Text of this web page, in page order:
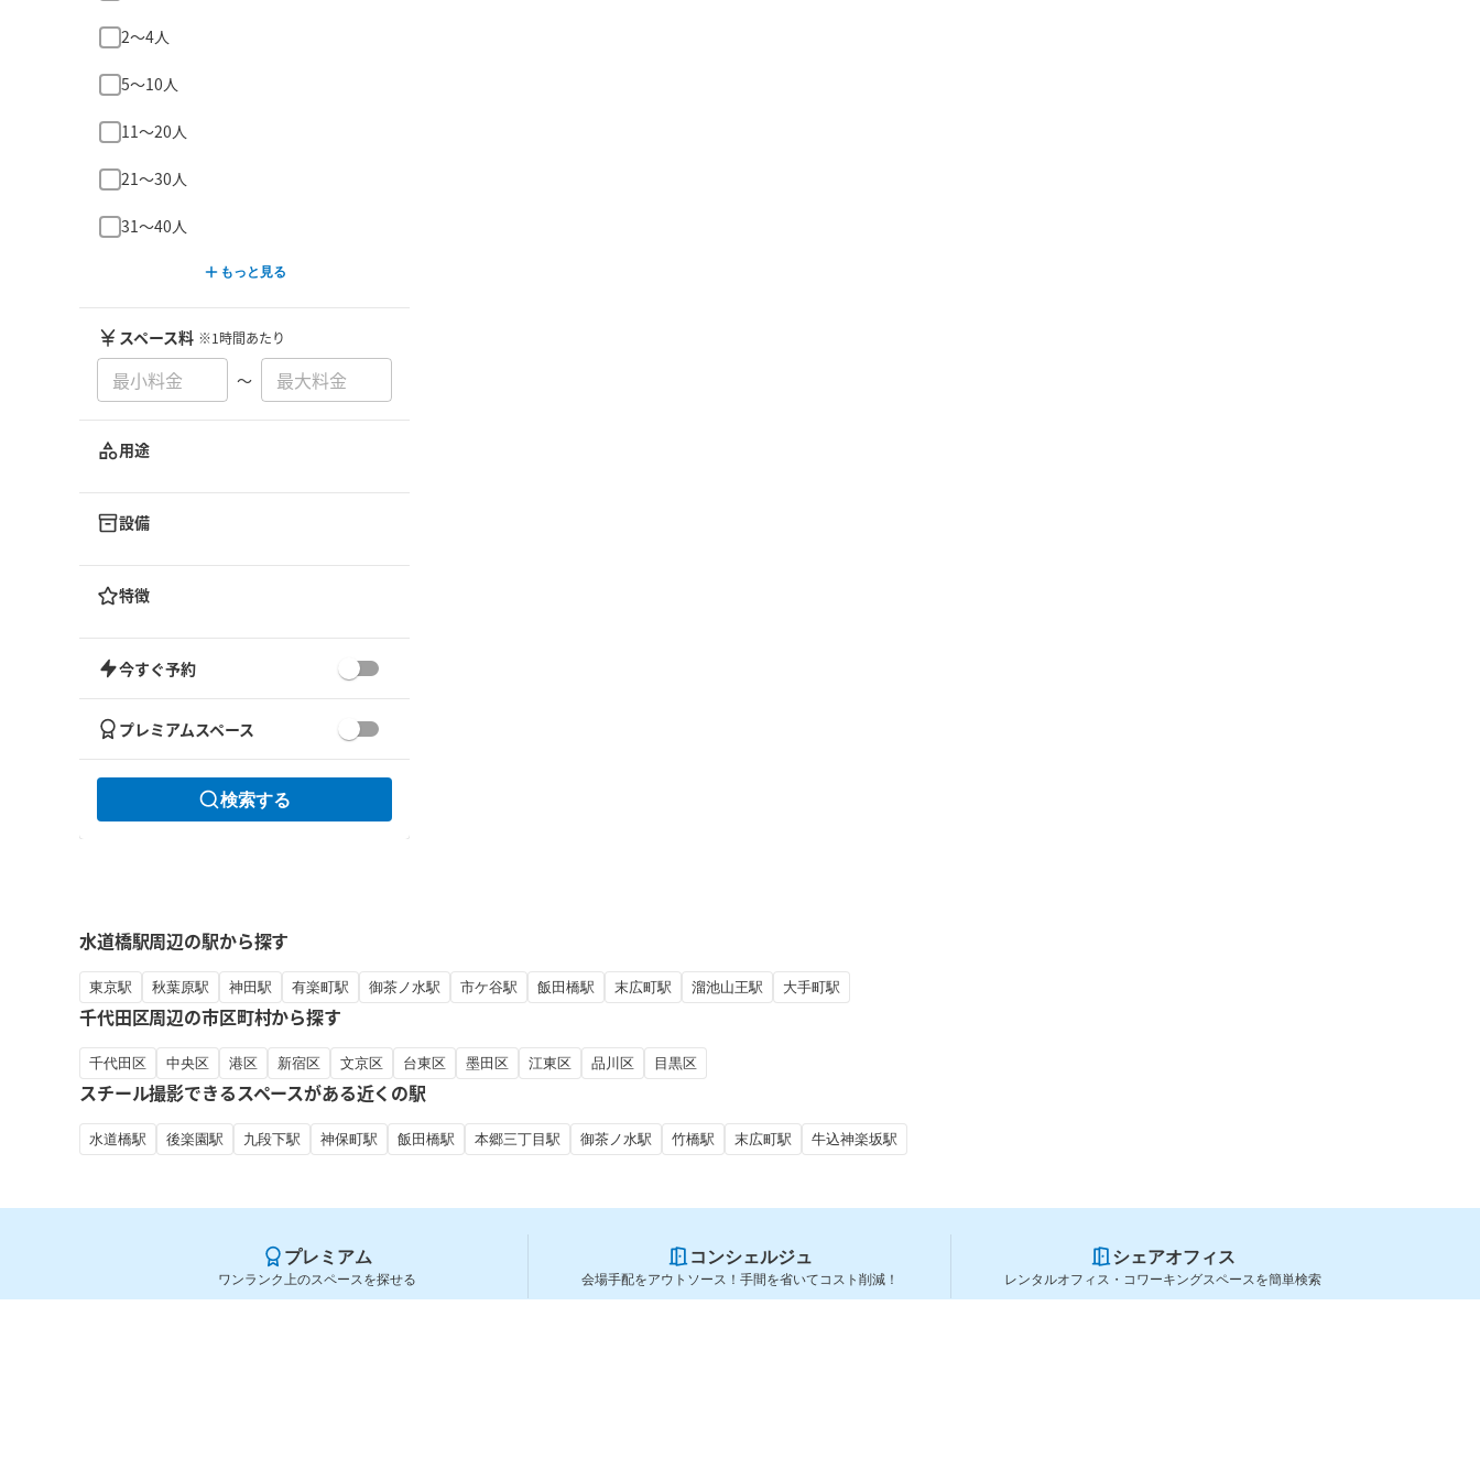
2〜4人
5〜10人
11〜20人
21〜30人
31〜40人
もっと見る
スペース料 ※1時間あたり
〜
用途
設備
特徴
今すぐ予約
プレミアムスペース
検索する
水道橋駅周辺の駅から探す
東京駅 秋葉原駅 神田駅 有楽町駅 御茶ノ水駅 市ケ谷駅 飯田橋駅 末広町駅 溜池山王駅 大手町駅
千代田区周辺の市区町村から探す
千代田区 中央区 港区 新宿区 文京区 台東区 墨田区 江東区 品川区 目黒区
スチール撮影できるスペースがある近くの駅
水道橋駅 後楽園駅 九段下駅 神保町駅 飯田橋駅 本郷三丁目駅 御茶ノ水駅 竹橋駅 末広町駅 牛込神楽坂駅
プレミアム
ワンランク上のスペースを探せる
コンシェルジュ
会場手配をアウトソース！手間を省いてコスト削減！
シェアオフィス
レンタルオフィス・コワーキングスペースを簡単検索